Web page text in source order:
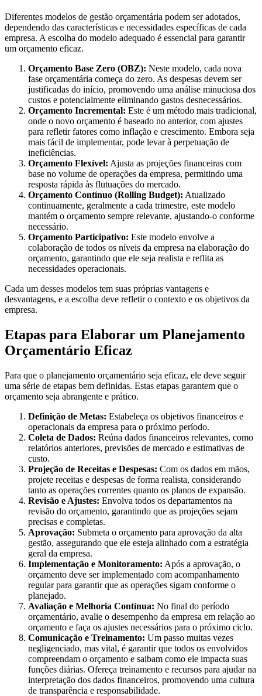
Diferentes modelos de gestão orçamentária podem ser adotados,
dependendo das características e necessidades específicas de cada
empresa. A escolha do modelo adequado é essencial para garantir
um orçamento eficaz.
Orçamento Base Zero (OBZ): Neste modelo, cada nova
fase orçamentária começa do zero. As despesas devem ser
justificadas do início, promovendo uma análise minuciosa dos
custos e potencialmente eliminando gastos desnecessários.
Orçamento Incremental: Este é um método mais tradicional,
onde o novo orçamento é baseado no anterior, com ajustes
para refletir fatores como inflação e crescimento. Embora seja
mais fácil de implementar, pode levar à perpetuação de
ineficiências.
Orçamento Flexível: Ajusta as projeções financeiras com
base no volume de operações da empresa, permitindo uma
resposta rápida às flutuações do mercado.
Orçamento Contínuo (Rolling Budget): Atualizado
continuamente, geralmente a cada trimestre, este modelo
mantém o orçamento sempre relevante, ajustando-o conforme
necessário.
Orçamento Participativo: Este modelo envolve a
colaboração de todos os níveis da empresa na elaboração do
orçamento, garantindo que ele seja realista e reflita as
necessidades operacionais.
Cada um desses modelos tem suas próprias vantagens e
desvantagens, e a escolha deve refletir o contexto e os objetivos da
empresa.
Etapas para Elaborar um Planejamento
Orçamentário Eficaz
Para que o planejamento orçamentário seja eficaz, ele deve seguir
uma série de etapas bem definidas. Estas etapas garantem que o
orçamento seja abrangente e prático.
Definição de Metas: Estabeleça os objetivos financeiros e
operacionais da empresa para o próximo período.
Coleta de Dados: Reúna dados financeiros relevantes, como
relatórios anteriores, previsões de mercado e estimativas de
custo.
Projeção de Receitas e Despesas: Com os dados em mãos,
projete receitas e despesas de forma realista, considerando
tanto as operações correntes quanto os planos de expansão.
Revisão e Ajustes: Envolva todos os departamentos na
revisão do orçamento, garantindo que as projeções sejam
precisas e completas.
Aprovação: Submeta o orçamento para aprovação da alta
gestão, assegurando que ele esteja alinhado com a estratégia
geral da empresa.
Implementação e Monitoramento: Após a aprovação, o
orçamento deve ser implementado com acompanhamento
regular para garantir que as operações sigam conforme o
planejado.
Avaliação e Melhoria Contínua: No final do período
orçamentário, avalie o desempenho da empresa em relação ao
orçamento e faça os ajustes necessários para o próximo ciclo.
Comunicação e Treinamento: Um passo muitas vezes
negligenciado, mas vital, é garantir que todos os envolvidos
compreendam o orçamento e saibam como ele impacta suas
funções diárias. Ofereça treinamento e recursos para ajudar na
interpretação dos dados financeiros, promovendo uma cultura
de transparência e responsabilidade.